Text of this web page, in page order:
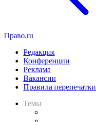
Право.ru
Редакция
Конференции
Реклама
Вакансии
Правила перепечатки
Темы